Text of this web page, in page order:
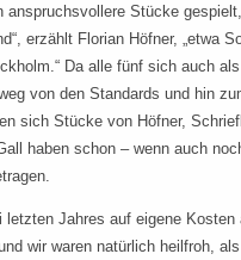
anspruchsvollere Stücke
erzählt Florian Höfner, „etwa
Da alle fünf sich auch
von den Standards und hin
sich Stücke von Höfner,
haben schon – wenn auch
letzten Jahres auf eigene Kosten
wir waren natürlich heilfroh,